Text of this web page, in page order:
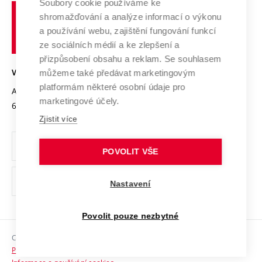
Výzkumné infrastruktury
Transfer znalostí
Open Science
Projekty
Projekty ze strukturálních fondů
Specifický výzkum
Spolupráce se školami
Služby univerzity
Mezinárodní dohody
Univerzitní sítě
Udržitelná univerzita
Podnikavá univerzita / ContriBUTe
Bezpečná univerzita
Vyznamenání
Organizační struktura
Ochrana osobních údajů
odkaz)
Sociální bezpečí
HR Award
učení
technické
VYSOKÉ UČENÍ TECHNICKÉ V BRNĚ
Antonínská 548/1
602 00 Brno
www.vut.cz
vut@vutbr.cz
Copyright © 2026 VUT
Prohlášení o přístupnosti
Soubory cookie používáme ke
shromažďování a analýze informací o výkonu
a používání webu, zajištění fungování funkcí
ze sociálních médií a ke zlepšení a
přizpůsobení obsahu a reklam. Se souhlasem
můžeme také předávat marketingovým
platformám některé osobní údaje pro
marketingové účely.
Zjistit více
POVOLIT VŠE
Nastavení
Povolit pouze nezbytné